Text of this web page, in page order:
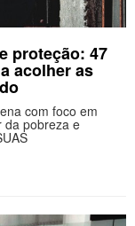
proteção: 47
acolher as
com foco em
da pobreza e